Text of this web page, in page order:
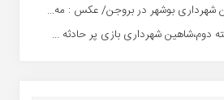
شهرداری بوشهر در بروجن/ عکس : مه...
دوم،شاهین شهرداری بازی پر حادثه ...